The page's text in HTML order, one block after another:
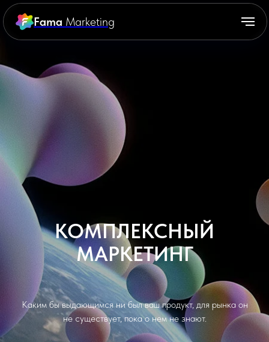
Fama Marketing
КОМПЛЕКСНЫЙ
МАРКЕТИНГ
Каким бы выдающимся ни был ваш продукт, для рынка он
не существует, пока о нем не знают.